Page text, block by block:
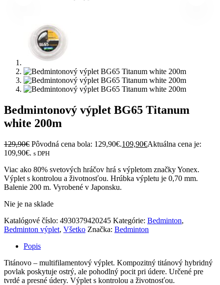
Bedmintonový výplet BG65 Titanum
white 200m
129,90€ Pôvodná cena bola: 129,90€.109,90€Aktuálna cena je:
109,90€. s DPH
Viac ako 80% svetových hráčov hrá s výpletom značky Yonex.
Výplet s kontrolou a životnosťou. Hrúbka výpletu je 0,70 mm.
Balenie 200 m. Vyrobené v Japonsku.
Nie je na sklade
Katalógové číslo: 4930379420245 Kategórie: Bedminton,
Bedminton výplet, Všetko Značka: Bedminton
Popis
Titánovo – multifilamentový výplet. Kompozitný titánový hybridný
povlak poskytuje ostrý, ale pohodlný pocit pri údere. Určené pre
tvrdé a presné údery. Výplet s kontrolou a životnosťou.